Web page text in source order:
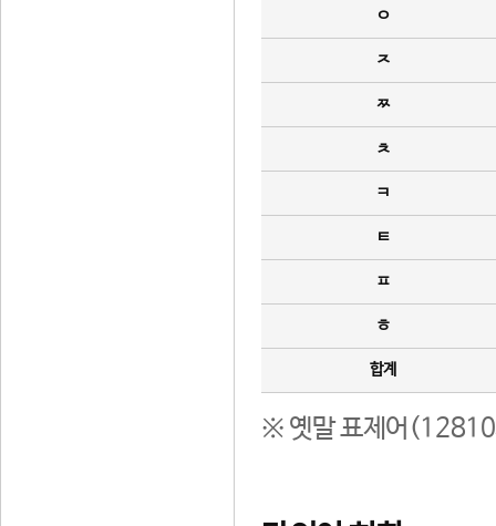
ㅇ
ㅈ
ㅉ
ㅊ
ㅋ
ㅌ
ㅍ
ㅎ
합계
※ 옛말 표제어(12810